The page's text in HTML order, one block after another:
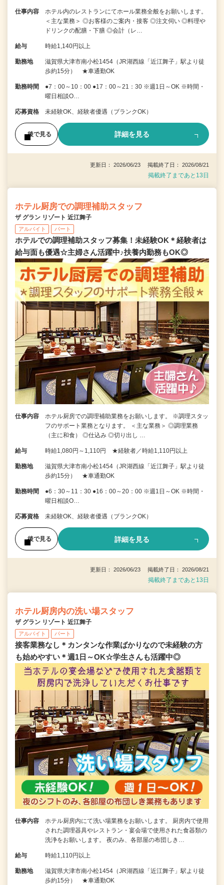
仕事内容
ホテル内のレストランにてホール業務全般をお願いします。
＜主な業務＞ ◎お客様のご案内・接客 ◎注文伺い ◎料理や
ドリンクの配膳・下膳 ◎会計（レ…
給与 時給1,140円以上
勤務地
滋賀県大津市南小松1454（JR湖西線「近江舞子」駅より徒
歩約15分） ★車通勤OK
勤務時間
●7：00～10：00 ●17：00～21：30 ※週1日～OK ※時間・
曜日相談O…
応募資格 未経験OK、経験者優遇（ブランクOK）
後で見る 詳細を見る
更新日： 2026/06/23 掲載終了日： 2026/08/21
掲載終了まであと13日
ホテル厨房での調理補助スタッフ
ザ グラン リゾート 近江舞子
アルバイト パート
ホテルでの調理補助スタッフ募集！未経験OK＊経験者は
給与面も優遇☆主婦さん活躍中♪扶養内勤務もOK◎
仕事内容
ホテル厨房での調理補助業務をお願いします。 ※調理スタッ
フのサポート業務となります。 ＜主な業務＞ ◎調理業務
（主に和食） ◎仕込み ◎切り出し …
給与 時給1,080円～1,110円 ★経験者／時給1,110円以上
勤務地
滋賀県大津市南小松1454（JR湖西線「近江舞子」駅より徒
歩約15分） ★車通勤OK
勤務時間
●6：30～11：30 ●16：00～20：00 ※週1日～OK ※時間・
曜日相談O…
応募資格 未経験OK、経験者優遇（ブランクOK）
後で見る 詳細を見る
更新日： 2026/06/23 掲載終了日： 2026/08/21
掲載終了まであと13日
ホテル厨房内の洗い場スタッフ
ザ グラン リゾート 近江舞子
アルバイト パート
接客業務なし＊カンタンな作業ばかりなので未経験の方
も始めやすい＊週1日～OK☆学生さんも活躍中◎
仕事内容
ホテル厨房内にて洗い場業務をお願いします。 厨房内で使用
された調理器具やレストラン・宴会場で使用された食器類の
洗浄をお願いします。 夜のみ、各部屋の布団しき…
給与 時給1,110円以上
勤務地
滋賀県大津市南小松1454（JR湖西線「近江舞子」駅より徒
歩約15分） ★車通勤OK